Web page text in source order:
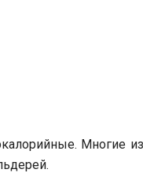
Многие